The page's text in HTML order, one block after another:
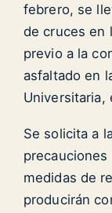
febrero, se
de cruces en
previo a la
asfaltado en
Universitaria,
Se solicita a
precauciones
medidas de
producirán